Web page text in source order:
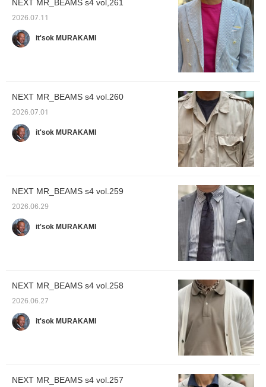
NEXT MR_BEAMS s4 vol,261
2026.07.11
it'sok MURAKAMI
NEXT MR_BEAMS s4 vol.260
2026.07.01
it'sok MURAKAMI
NEXT MR_BEAMS s4 vol.259
2026.06.29
it'sok MURAKAMI
NEXT MR_BEAMS s4 vol.258
2026.06.27
it'sok MURAKAMI
NEXT MR_BEAMS s4 vol.257